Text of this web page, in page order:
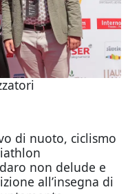
di nuoto, ciclismo
non delude e
all’insegna di